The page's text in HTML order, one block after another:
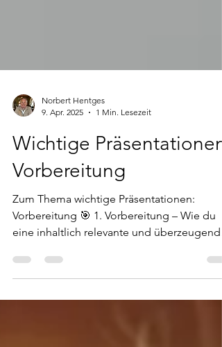
9. Apr. 2025
1 Min. Lesezeit
Wichtige Präsentationen:
Vorbereitung
Zum Thema wichtige Präsentationen:
Vorbereitung 🎯 1. Vorbereitung – Wie du
eine inhaltlich relevante und überzeugende
Präsentation für...